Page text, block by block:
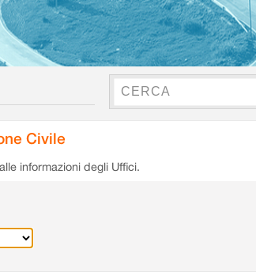
Civile
informazioni degli Uffici.